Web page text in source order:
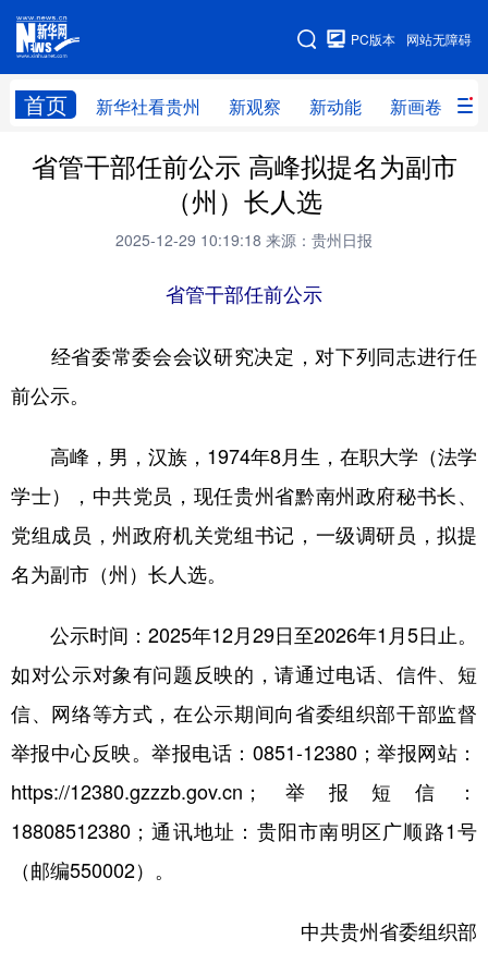
网站无障碍
PC版本
首页 新华社看贵州 新观察 新动能 新画卷
网站地图
新华社看贵州 新观察 新动能 新画卷
贵州领导 人事
直播
数字贵州 律动贵州
光影贵州 部门之窗 县区直达 企业速递
融媒联播
黔西南
地方频道
辽宁 吉林 上海 江苏
浙江 安徽 福建 江西
山东 河南 湖北 湖南
广东 广西 海南 重庆
四川 贵州 云南 西藏
黑龙江
省管干部任前公示 高峰拟提名为副市
（州）长人选
2025-12-29 10:19:18 来源：贵州日报
省管干部任前公示
经省委常委会会议研究决定，对下列同志进行任
前公示。
高峰，男，汉族，1974年8月生，在职大学（法学
学士），中共党员，现任贵州省黔南州政府秘书长、
党组成员，州政府机关党组书记，一级调研员，拟提
名为副市（州）长人选。
公示时间：2025年12月29日至2026年1月5日止。
如对公示对象有问题反映的，请通过电话、信件、短
信、网络等方式，在公示期间向省委组织部干部监督
举报中心反映。举报电话：0851-12380；举报网站：
https://12380.gzzzb.gov.cn；举报短信：
18808512380；通讯地址：贵阳市南明区广顺路1号
（邮编550002）。
中共贵州省委组织部